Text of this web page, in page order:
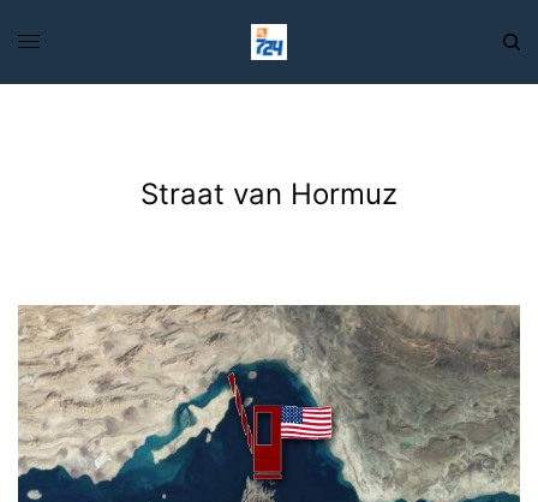
Straat van Hormuz